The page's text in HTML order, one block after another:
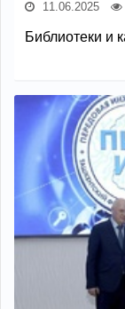
11.06.2025
Библиотеки и